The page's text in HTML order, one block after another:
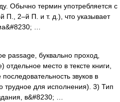
Обычно термин употребляется с
П., 2–й П. и т. д.), что указывает
…
passage, буквально проход,
место в тексте книги,
звуков в
трудное для исполнения). 3) Тип
в&#8230; …